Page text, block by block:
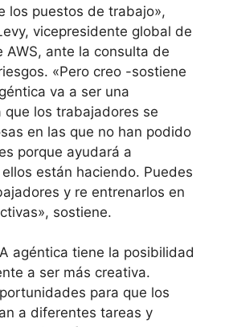
los puestos de trabajo»,
vicepresidente global de
AWS, ante la consulta de
«Pero creo -sostiene
va a ser una
los trabajadores se
en las que no han podido
porque ayudará a
están haciendo. Puedes
y re entrenarlos en
sostiene.
agéntica tiene la posibilidad
a ser más creativa.
para que los
a diferentes tareas y